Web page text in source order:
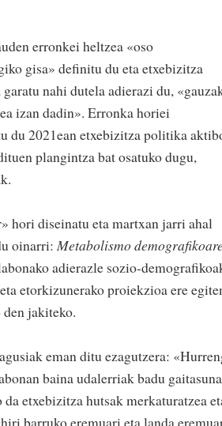
erronkei heltzea «oso
gisa» definitu du eta etxebizitza
nahi dutela adierazi du,
izan dadin». Erronka horiei
du 2021ean etxebizitza politika
plangintza bat osatuko dugu,
hori diseinatu eta martxan jarri ahal
oinarri: Metabolismo
adierazle sozio-
etorkizunerako proiekzioa ere
jakiteko.
eman ditu ezagutzera:
baina udalerriak badu gaitasuna
etxebizitza hutsak merkaturatzea
barruko eremuari eta landa